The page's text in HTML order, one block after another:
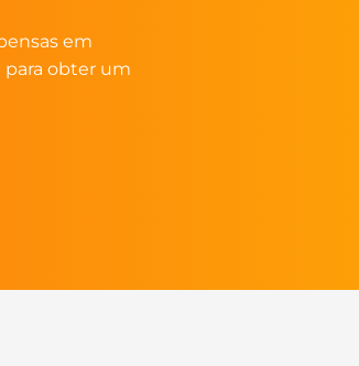
em
para obter um